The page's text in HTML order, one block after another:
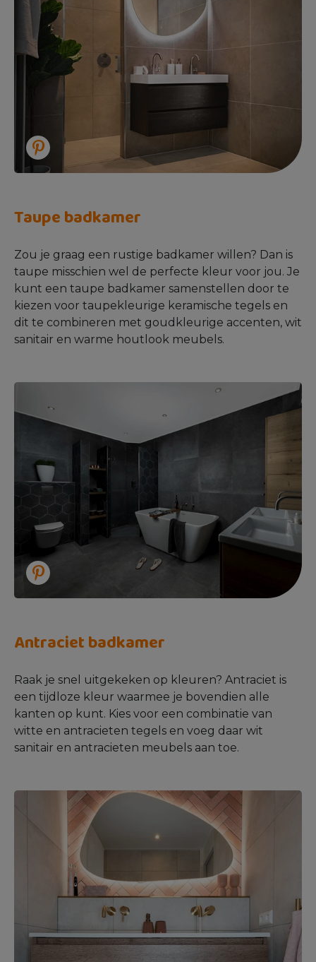
Taupe badkamer
Zou je graag een rustige badkamer willen? Dan is
taupe misschien wel de perfecte kleur voor jou. Je
kunt een taupe badkamer samenstellen door te
kiezen voor taupekleurige keramische tegels en
dit te combineren met goudkleurige accenten, wit
sanitair en warme houtlook meubels.
Antraciet badkamer
Raak je snel uitgekeken op kleuren? Antraciet is
een tijdloze kleur waarmee je bovendien alle
kanten op kunt. Kies voor een combinatie van
witte en antracieten tegels en voeg daar wit
sanitair en antracieten meubels aan toe.